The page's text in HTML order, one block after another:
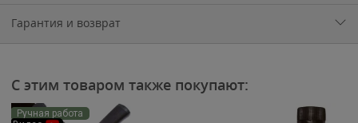
Гарантия и возврат
С этим товаром также покупают:
Ручная работа